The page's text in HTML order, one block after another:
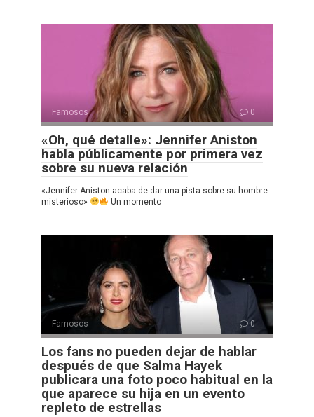
Famosos 0
«Oh, qué detalle»: Jennifer Aniston
habla públicamente por primera vez
sobre su nueva relación
«Jennifer Aniston acaba de dar una pista sobre su hombre
misterioso»
Un momento
Famosos 0
Los fans no pueden dejar de hablar
después de que Salma Hayek
publicara una foto poco habitual en la
que aparece su hija en un evento
repleto de estrellas